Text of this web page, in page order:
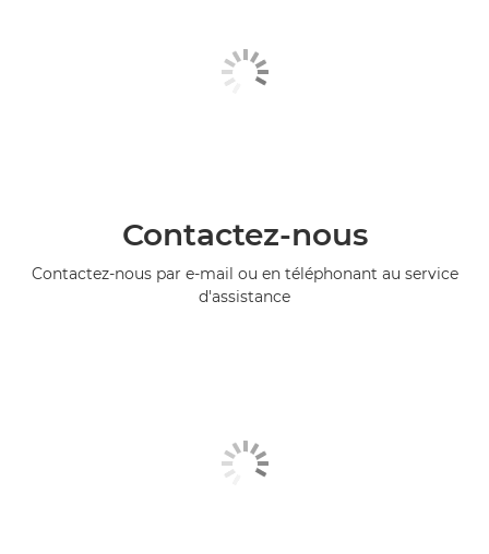
Contactez-nous
Contactez-nous par e-mail ou en téléphonant au service
d'assistance